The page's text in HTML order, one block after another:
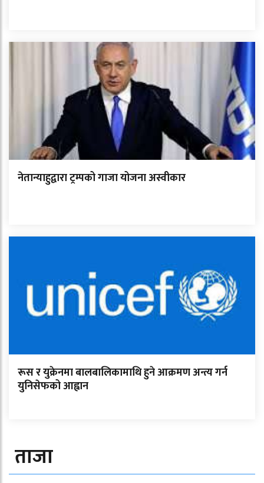
नेतान्याहुद्वारा ट्रम्पको गाजा योजना अस्वीकार
रूस र युक्रेनमा बालबालिकामाथि हुने आक्रमण अन्त्य गर्न
युनिसेफको आह्वान
ताजा